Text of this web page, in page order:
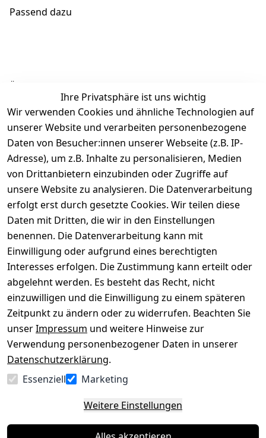
Passend dazu
Ähnliche Produkte
Ihre Privatsphäre ist uns wichtig
Wir verwenden Cookies und ähnliche Technologien auf
unserer Website und verarbeiten personenbezogene
Daten von Besucher:innen unserer Webseite (z.B. IP-
Adresse), um z.B. Inhalte zu personalisieren, Medien
von Drittanbietern einzubinden oder Zugriffe auf
unsere Website zu analysieren. Die Datenverarbeitung
erfolgt erst durch gesetzte Cookies. Wir teilen diese
Daten mit Dritten, die wir in den Einstellungen
benennen. Die Datenverarbeitung kann mit
Einwilligung oder aufgrund eines berechtigten
Interesses erfolgen. Die Zustimmung kann erteilt oder
abgelehnt werden. Es besteht das Recht, nicht
einzuwilligen und die Einwilligung zu einem späteren
Zeitpunkt zu ändern oder zu widerrufen. Beachten Sie
unserImpressum und weitere Hinweise zur
Verwendung personenbezogener Daten in unserer
Datenschutzerklärung.
Essenziell
Marketing
Weitere Einstellungen
Rechtliches
AGB
Impressum
Datenschutze
rklärung
Barrierefreihe
itserklärung
Widerrufsrec
ht
Über uns
Kontakt
Registrieren
Kataloge zum
Download
Pflege &
Kundendienst
Kiefermöbel
Hilfe
Wir
versenden
mit
Zahle
bequem per
Vertrag
widerrufen